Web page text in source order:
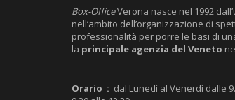
Box-OfficeVerona nasce nel 1992
nell’ambito dell’organizzazione di
professionalità per porre le basi di
la principale agenzia del Veneto
Orario : dal Lunedì al Venerdì dalle